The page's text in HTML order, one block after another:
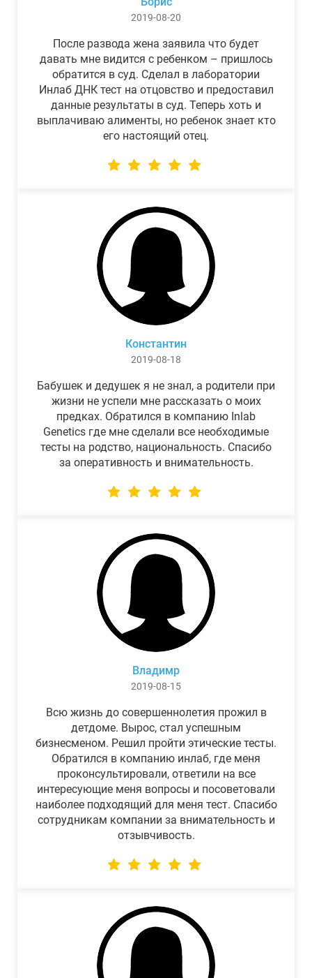
2019-08-20
После развода жена заявила что будет
давать мне видится с ребенком – пришлось
обратится в суд. Сделал в лаборатории
Инлаб ДНК тест на отцовство и предоставил
данные результаты в суд. Теперь хоть и
выплачиваю алименты, но ребенок знает кто
его настоящий отец.
Константин
2019-08-18
Бабушек и дедушек я не знал, а родители при
жизни не успели мне рассказать о моих
предках. Обратился в компанию Inlab
Genetics где мне сделали все необходимые
тесты на родство, национальность. Спасибо
за оперативность и внимательность.
Владимр
2019-08-15
Всю жизнь до совершеннолетия прожил в
детдоме. Вырос, стал успешным
бизнесменом. Решил пройти этические тесты.
Обратился в компанию инлаб, где меня
проконсультировали, ответили на все
интересующие меня вопросы и посоветовали
наиболее подходящий для меня тест. Спасибо
сотрудникам компании за внимательность и
отзывчивость.